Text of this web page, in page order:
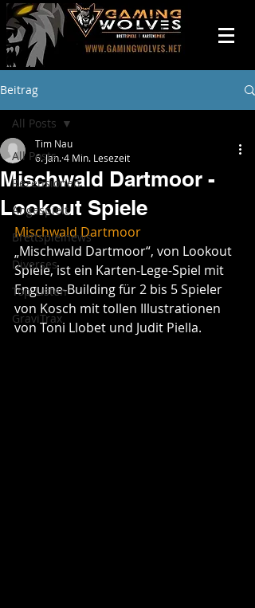
Beitrag
All Posts
Rezensionen
Angespielt
Brettspielnews
Diverses
Top-Listen
GraviTrax
All Posts
Mischwald Dartmoor -
Lookout Spiele
Tim Nau
6. Jan.4 Min. Lesezeit
Mischwald Dartmoor
„Mischwald Dartmoor“, von Lookout
Spiele, ist ein Karten-Lege-Spiel mit
Enguine-Building für 2 bis 5 Spieler
von Kosch mit tollen Illustrationen
von Toni Llobet und Judit Piella.